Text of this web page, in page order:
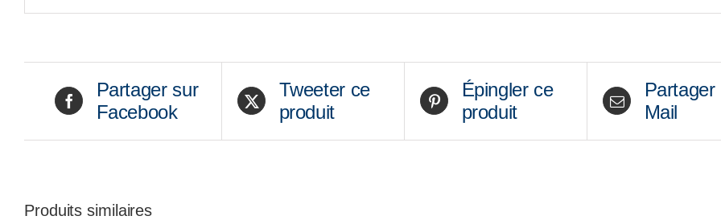
Partager sur
Facebook
Tweeter ce
produit
Épingler ce
produit
Partager
Mail
Produits similaires